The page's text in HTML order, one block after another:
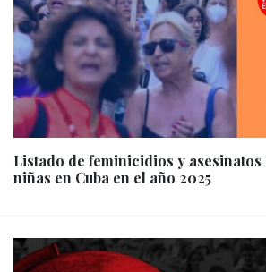
Listado de feminicidios y asesinatos
niñas en Cuba en el año 2025